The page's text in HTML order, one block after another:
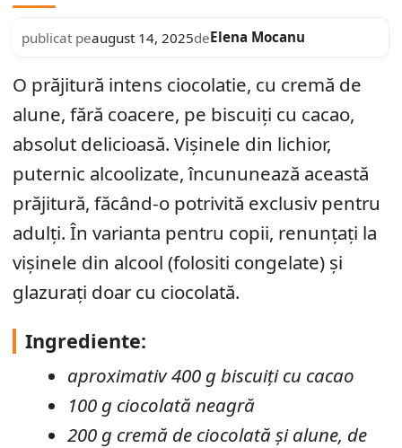
publicat peaugust 14, 2025deElena Mocanu
O prăjitură intens ciocolatie, cu cremă de
alune, fără coacere, pe biscuiți cu cacao,
absolut delicioasă. Vișinele din lichior,
puternic alcoolizate, încununează această
prăjitură, făcând-o potrivită exclusiv pentru
adulți. În varianta pentru copii, renunțați la
vișinele din alcool (folositi congelate) și
glazurați doar cu ciocolată.
Ingrediente:
aproximativ 400 g biscuiți cu cacao
100 g ciocolată neagră
200 g cremă de ciocolată și alune, de